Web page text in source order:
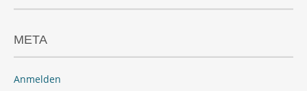
META
Anmelden